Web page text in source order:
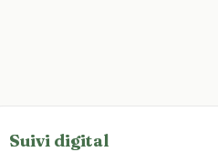
Suivi digital